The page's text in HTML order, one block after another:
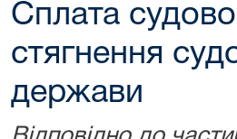
Сплата
стягнення
держави